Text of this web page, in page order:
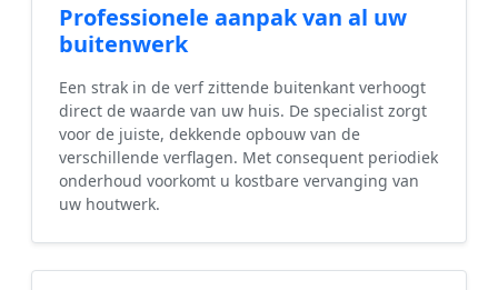
Professionele aanpak van al uw
buitenwerk
Een strak in de verf zittende buitenkant verhoogt
direct de waarde van uw huis. De specialist zorgt
voor de juiste, dekkende opbouw van de
verschillende verflagen. Met consequent periodiek
onderhoud voorkomt u kostbare vervanging van
uw houtwerk.